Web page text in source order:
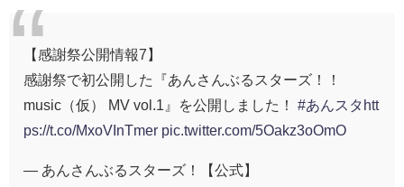
【感謝祭公開情報7】
感謝祭で初公開した『あんさんぶるスターズ！！
music（仮） MV vol.1』を公開しました！ #あんスタ htt
ps://t.co/MxoVInTmer pic.twitter.com/5Oakz3oOmO
— あんさんぶるスターズ！【公式】